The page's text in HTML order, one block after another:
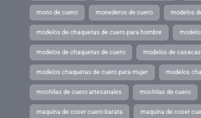
mono de cuero monederos de cuero modelos
modelos de chaquetas de cuero para hombre
modelos de chaquetas de cuero modelos de
modelos chaquetas de cuero para mujer modelos
mochilas de cuero artesanales mochilas de cuero
maquina de coser cuero barata maquina de coser